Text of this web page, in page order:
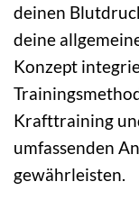
deinen
deine
Konzept
Krafttraining
umfassenden
gewährleisten.